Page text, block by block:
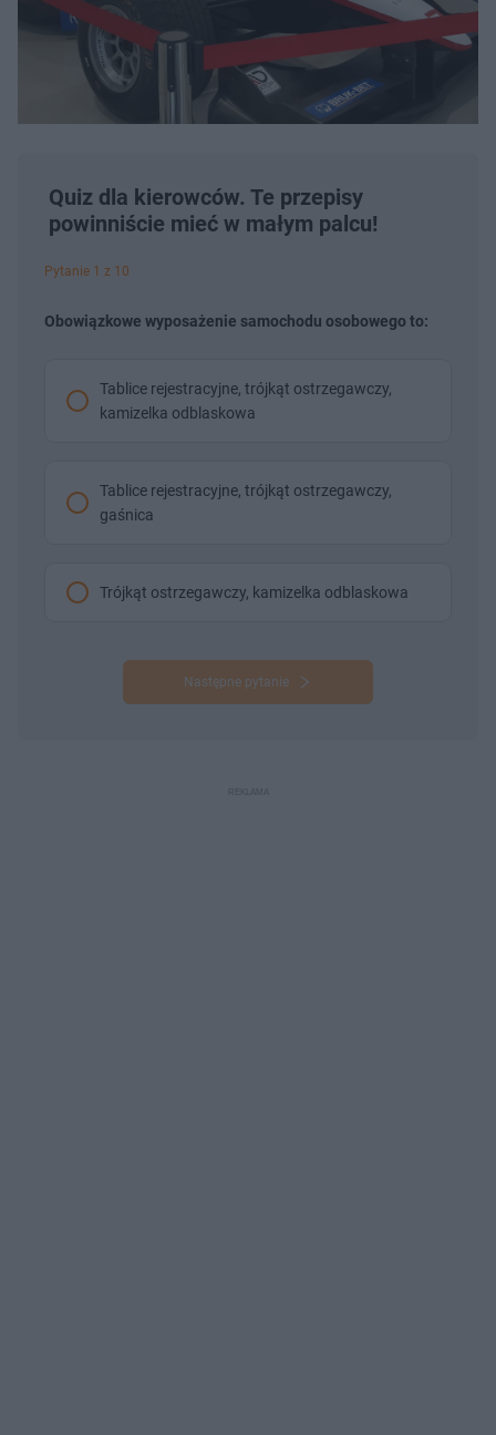
Quiz dla kierowców. Te przepisy
powinniście mieć w małym palcu!
Pytanie 1 z 10
Obowiązkowe wyposażenie samochodu osobowego to:
Tablice rejestracyjne, trójkąt ostrzegawczy,
kamizelka odblaskowa
Tablice rejestracyjne, trójkąt ostrzegawczy,
gaśnica
Trójkąt ostrzegawczy, kamizelka odblaskowa
Następne pytanie